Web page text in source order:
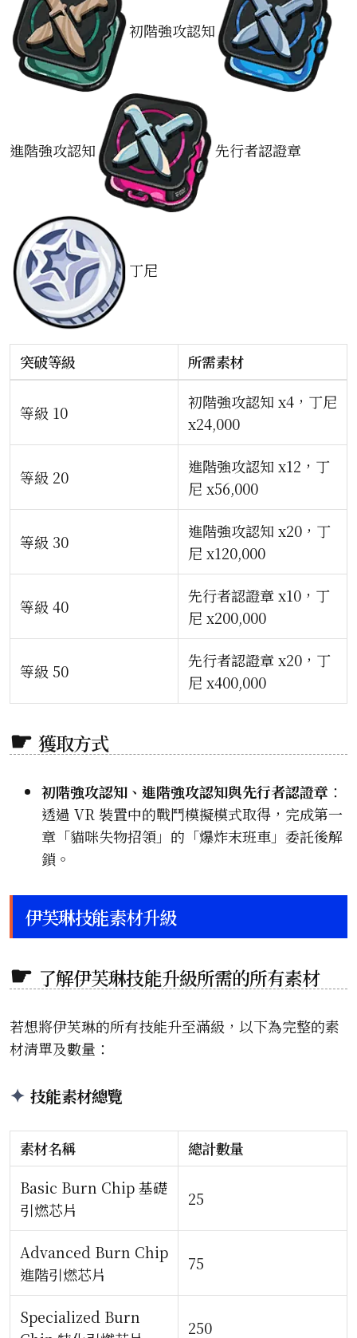
初階強攻認知
進階強攻認知 先行者認證章
丁尼
突破等級 所需素材
等級 10
初階強攻認知 x4，丁尼
x24,000
等級 20
進階強攻認知 x12，丁
尼 x56,000
等級 30
進階強攻認知 x20，丁
尼 x120,000
等級 40
先行者認證章 x10，丁
尼 x200,000
等級 50
先行者認證章 x20，丁
尼 x400,000
獲取方式
初階強攻認知、進階強攻認知與先行者認證章 ：
透過 VR 裝置中的戰鬥模擬模式取得，完成第一
章「貓咪失物招領」的「爆炸末班車」委託後解
鎖。
伊芙琳技能素材升級
了解伊芙琳技能升級所需的所有素材
若想將伊芙琳的所有技能升至滿級，以下為完整的素
材清單及數量：
技能素材總覽
素材名稱
總計數量
Basic Burn Chip 基礎
引燃芯片
25
Advanced Burn Chip
進階引燃芯片
75
Specialized Burn
250